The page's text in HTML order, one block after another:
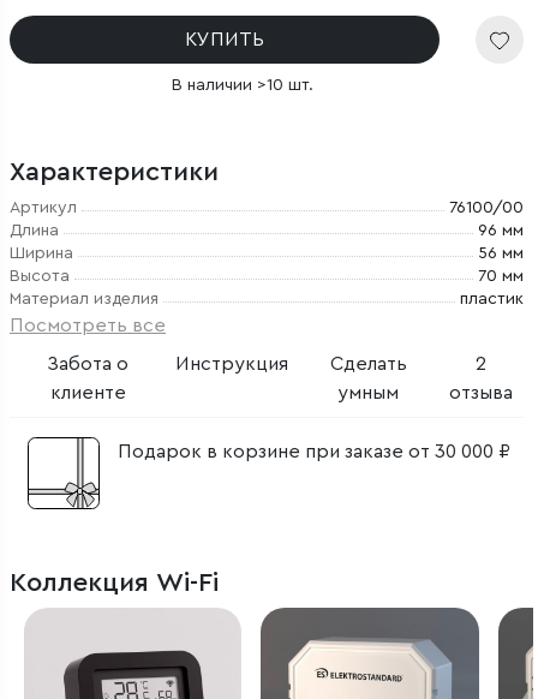
КУПИТЬ
В наличии >10 шт.
Характеристики
Артикул
76100/00
Длина
96 мм
Ширина
56 мм
Высота
70 мм
Материал изделия
пластик
Посмотреть все
Забота о
клиенте
Инструкция
Сделать
умным
2
отзыва
Подарок в корзине при заказе от 30 000 ₽
Коллекция Wi-Fi